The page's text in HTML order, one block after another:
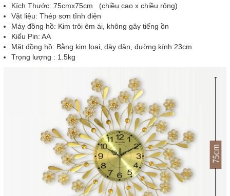
Kích Thước: 75cmx75cm (chiều cao x chiều rộng)
Vật liệu: Thép sơn tĩnh điện
Máy đồng hồ: Kim trôi êm ái, không gây tiếng ồn
Kiểu Pin: AA
Mặt đồng hồ: Bằng kim loại, dày dặn, đường kính 23cm
Trọng lượng : 1.5kg